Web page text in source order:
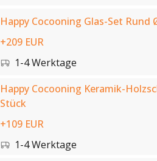
Happy Cocooning Glas-Set Rund
+209 EUR
1-4 Werktage
Happy Cocooning Keramik-
Stück
+109 EUR
1-4 Werktage